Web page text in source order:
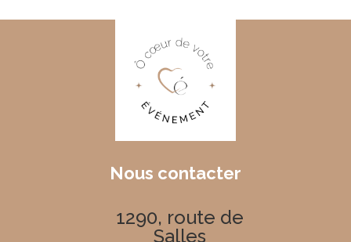
Nous contacter
1290, route de
Salles